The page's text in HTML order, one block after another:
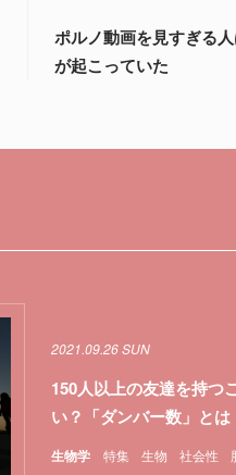
ポルノ動画を見すぎる
が起こっていた
生物学 特集 生物 社会性
2021.09.26 SUN
150人以上の友達を持つ
い？「ダンバー数」とは